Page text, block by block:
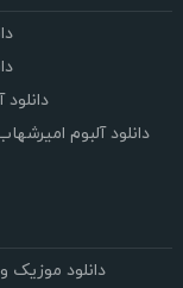
دانلود آلبوم
دانلود موزیک